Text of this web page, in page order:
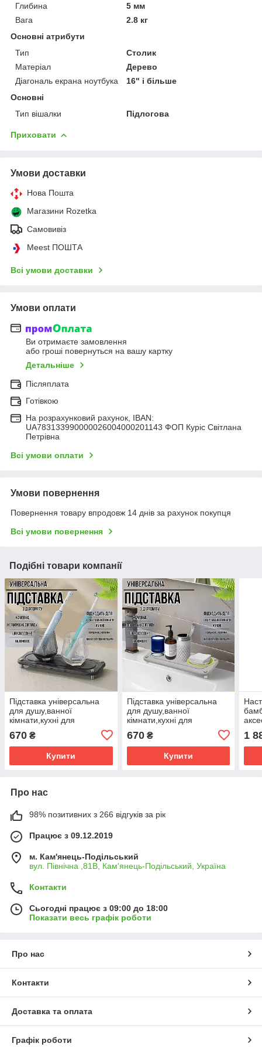
Глибина
5 мм
Вага
2.8 кг
Основні атрибути
Тип
Столик
Матеріал
Дерево
Діагональ екрана ноутбука
16" і більше
Основні
Тип вішалки
Підлогова
Приховати
Умови доставки
Нова Пошта
Магазини Rozetka
Самовивіз
Meest ПОШТА
Всі умови доставки
Умови оплати
Ви отримаєте замовлення
або гроші повернуться на вашу картку
Детальніше
Післяплата
Готівкою
На розрахунковий рахунок, IBAN:
UA783133990000026004000201143 ФОП Куріс Світлана
Петрівна
Всі умови оплати
Умови повернення
Повернення товару впродовж 14 днів за рахунок покупця
Всі умови повернення
Подібні товари компанії
Підставка універсальна
для душу,ванної
кімнати,кухні для
діатоміту темно-сіра
670 ₴
Купити
Підставка універсальна
для душу,ванної
кімнати,кухні для
діатоміту світло-сіра
670₴
Купити
1
Про нас
98% позитивних з 266 відгуків за рік
Працює з 09.12.2019
м. Кам'янець-Подільський
вул. Північна ,81В, Кам'янець-Подільський, Україна
Контакти
Сьогодні працює з 09:00 до 18:00
Показати весь графік роботи
Про нас
Контакти
Доставка та оплата
Графік роботи